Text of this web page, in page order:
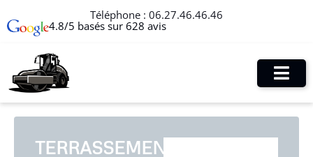
Téléphone : 06.27.46.46.46
4.8/5 basés sur 628 avis
TERRASSEMENT